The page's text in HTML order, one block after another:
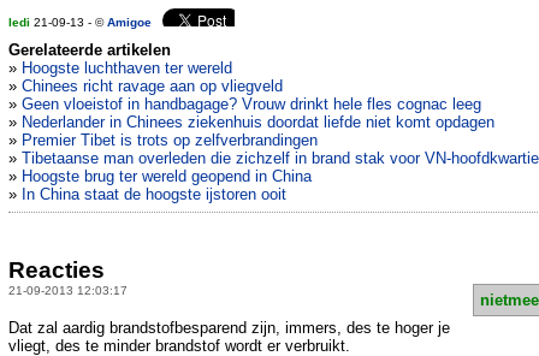
ledi 21-09-13 - ©Amigoe
Gerelateerde artikelen
» Hoogste luchthaven ter wereld
» Chinees richt ravage aan op vliegveld
» Geen vloeistof in handbagage? Vrouw drinkt hele fles cognac leeg
» Nederlander in Chinees ziekenhuis doordat liefde niet komt opdagen
» Premier Tibet is trots op zelfverbrandingen
» Tibetaanse man overleden die zichzelf in brand stak voor VN-
» Hoogste brug ter wereld geopend in China
» In China staat de hoogste ijstoren ooit
Reacties
21-09-2013 12:03:17
Dat zal aardig brandstofbesparend zijn, immers, des te hoger je
vliegt, des te minder brandstof wordt er verbruikt.